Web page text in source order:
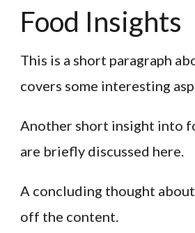
Food Insights
This is a short paragraph
covers some interesting
Another short insight into
are briefly discussed here.
A concluding thought
off the content.